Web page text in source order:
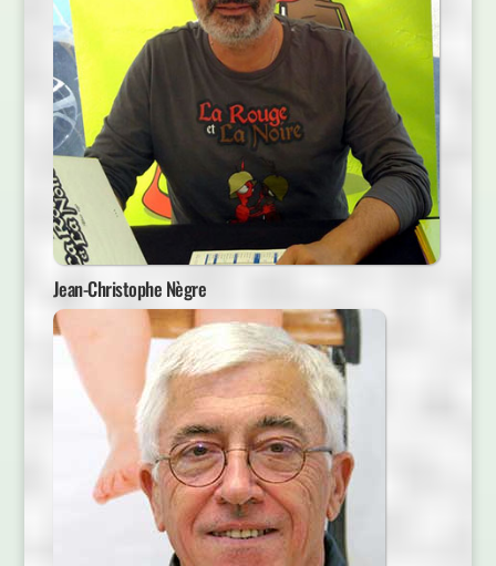
Jean-Christophe Nègre